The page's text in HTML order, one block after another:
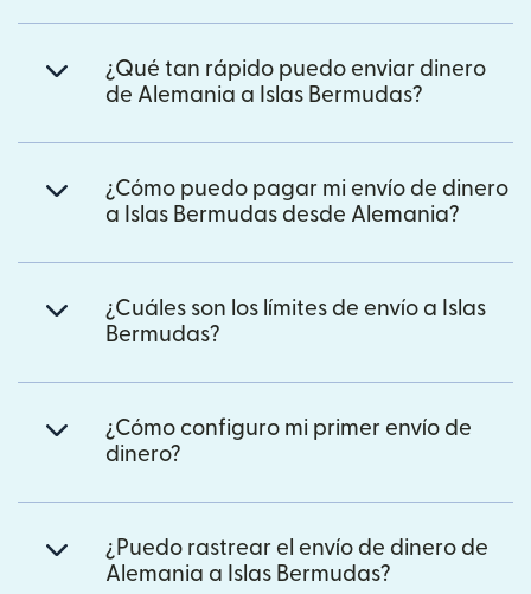
¿Qué tan rápido puedo enviar dinero
de Alemania a Islas Bermudas?
¿Cómo puedo pagar mi envío de dinero
a Islas Bermudas desde Alemania?
¿Cuáles son los límites de envío a Islas
Bermudas?
¿Cómo configuro mi primer envío de
dinero?
¿Puedo rastrear el envío de dinero de
Alemania a Islas Bermudas?